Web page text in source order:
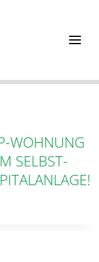
WOHNUNG
SELBST-